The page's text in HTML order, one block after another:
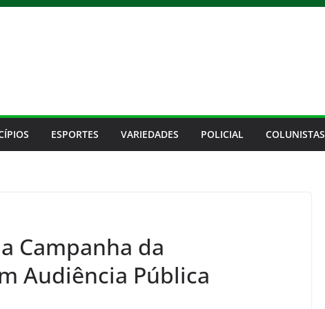
ESPORTES VARIEDADES POLICIAL COLUNISTAS
Campanha da
Audiência Pública